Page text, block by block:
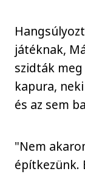
játéknak,
szidták
kapura,
és az sem
"Nem
építkezünk.